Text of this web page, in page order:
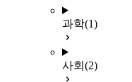
과학(1)
사회 (2)